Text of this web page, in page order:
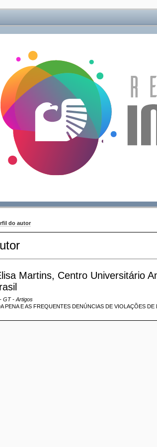
do autor
Martins, Centro Universitário
- GT - Artigos
PENA E AS FREQUENTES DENÚNCIAS DE VIOLAÇÕES